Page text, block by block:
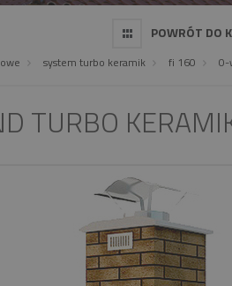
POWRÓT DO
system turbo keramik fi 160 0-
TURBO